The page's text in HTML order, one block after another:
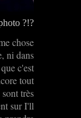
?!?
chose
ni dans
c'est
tout
très
sur I'll